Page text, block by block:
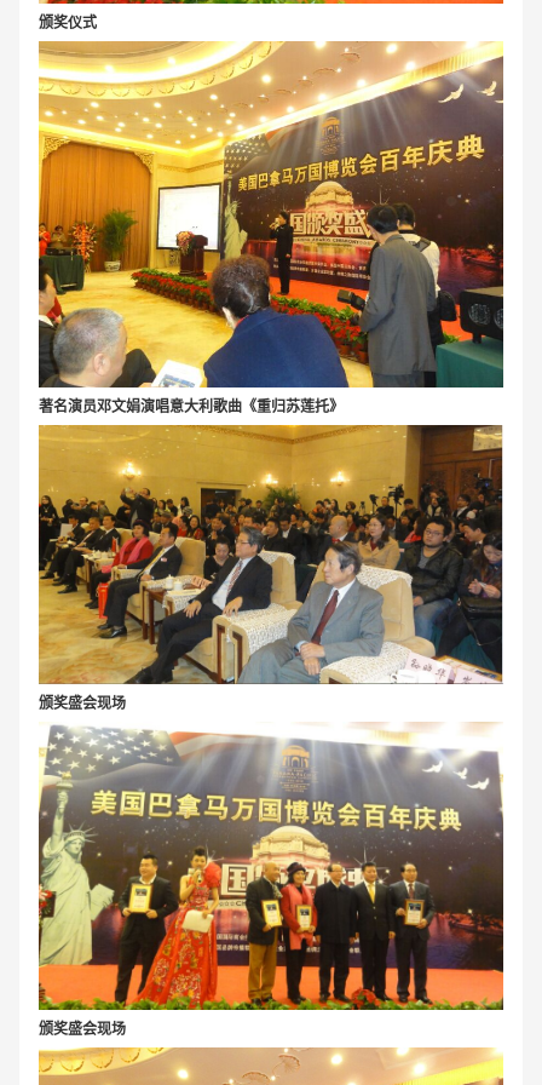
颁奖仪式
著名演员邓文娟演唱意大利歌曲《重归苏莲托》
颁奖盛会现场
颁奖盛会现场